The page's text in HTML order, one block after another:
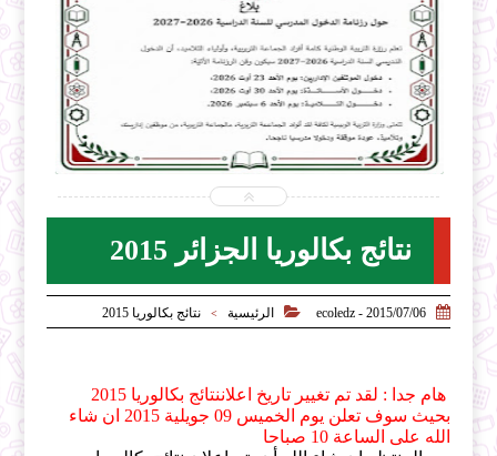
2026-07-31
ecoledz.net
نتائج بكالوريا الجزائر 2015

2015/07/06 - ecoledz
 الرئيسية > نتائج بكالوريا 2015
بحيث سوف تعلن يوم الخميس 09 جويلية 2015 ان شاء
الله على الساعة 10 صباحا